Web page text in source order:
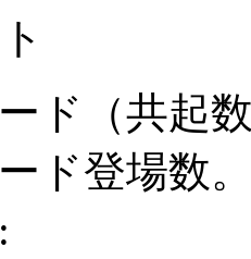
ド（共起
ド登場数